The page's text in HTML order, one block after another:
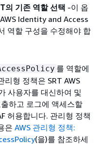
의 기존 역할 선택 -이 옵
Identity and Access
역할 구성을 수정해야 합
를 역할에
리형 정책은 SRT AWS
사용자를 대신하여 및
출하고 로그에 액세스할
허용합니다. 관리형 정책
은 AWS 관리형 정책:
(을)를 참조하세